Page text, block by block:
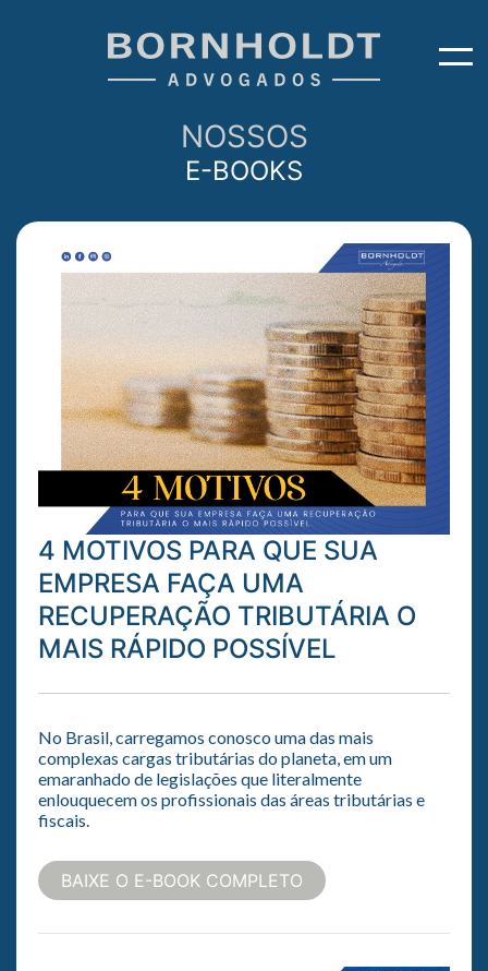
NOSSOS
E-BOOKS
4 MOTIVOS PARA QUE SUA
EMPRESA FAÇA UMA
RECUPERAÇÃO TRIBUTÁRIA O
MAIS RÁPIDO POSSÍVEL
No Brasil, carregamos conosco uma das mais
complexas cargas tributárias do planeta, em um
emaranhado de legislações que literalmente
enlouquecem os profissionais das áreas tributárias e
fiscais.
BAIXE O E-BOOK COMPLETO